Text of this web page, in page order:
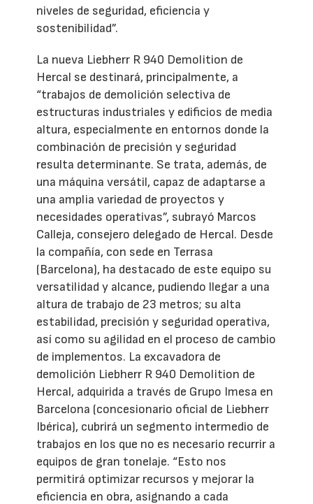
niveles de seguridad, eficiencia y
sostenibilidad”.
La nueva Liebherr R 940 Demolition de
Hercal se destinará, principalmente, a
“trabajos de demolición selectiva de
estructuras industriales y edificios de media
altura, especialmente en entornos donde la
combinación de precisión y seguridad
resulta determinante. Se trata, además, de
una máquina versátil, capaz de adaptarse a
una amplia variedad de proyectos y
necesidades operativas”, subrayó Marcos
Calleja, consejero delegado de Hercal. Desde
la compañía, con sede en Terrasa
(Barcelona), ha destacado de este equipo su
versatilidad y alcance, pudiendo llegar a una
altura de trabajo de 23 metros; su alta
estabilidad, precisión y seguridad operativa,
así como su agilidad en el proceso de cambio
de implementos. La excavadora de
demolición Liebherr R 940 Demolition de
Hercal, adquirida a través de Grupo Imesa en
Barcelona (concesionario oficial de Liebherr
Ibérica), cubrirá un segmento intermedio de
trabajos en los que no es necesario recurrir a
equipos de gran tonelaje. “Esto nos
permitirá optimizar recursos y mejorar la
eficiencia en obra, asignando a cada